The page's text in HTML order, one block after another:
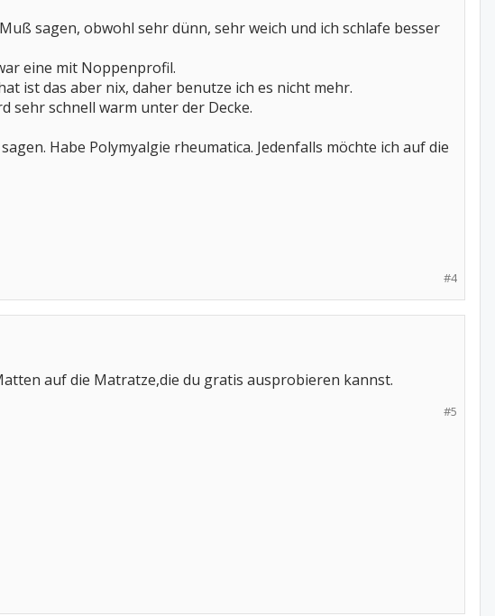
sagen, obwohl sehr dünn, sehr weich und ich schlafe besser
eine mit Noppenprofil.
ist das aber nix, daher benutze ich es nicht mehr.
sehr schnell warm unter der Decke.
Habe Polymyalgie rheumatica. Jedenfalls möchte ich auf die
#4
auf die Matratze,die du gratis ausprobieren kannst.
#5